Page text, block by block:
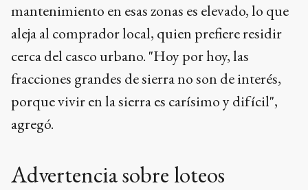
mantenimiento en esas zonas es elevado, lo que
aleja al comprador local, quien prefiere residir
cerca del casco urbano. "Hoy por hoy, las
fracciones grandes de sierra no son de interés,
porque vivir en la sierra es carísimo y difícil",
agregó.
Advertencia sobre loteos